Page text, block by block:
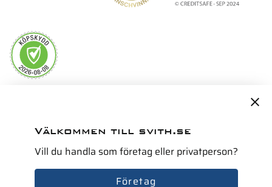
Välkommen till svith.se
Vill du handla som företag eller privatperson?
Företag